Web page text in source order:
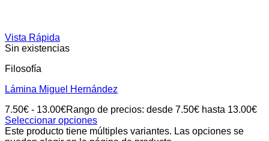
Vista Rápida
Sin existencias
Filosofía
Lámina Miguel Hernández
7.50€ - 13.00€Rango de precios: desde 7.50€ hasta 13.00€
Seleccionar opciones
Este producto tiene múltiples variantes. Las opciones se